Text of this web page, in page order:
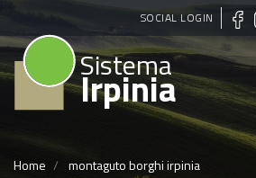
Salta
al
contenuto
principale
SOCIAL LOGIN
Sistema
Irpinia
Home montaguto borghi irpinia